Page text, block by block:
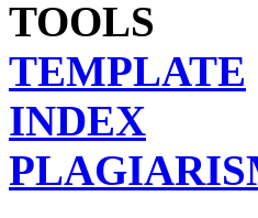
TOOLS
TEMPLATE
INDEX